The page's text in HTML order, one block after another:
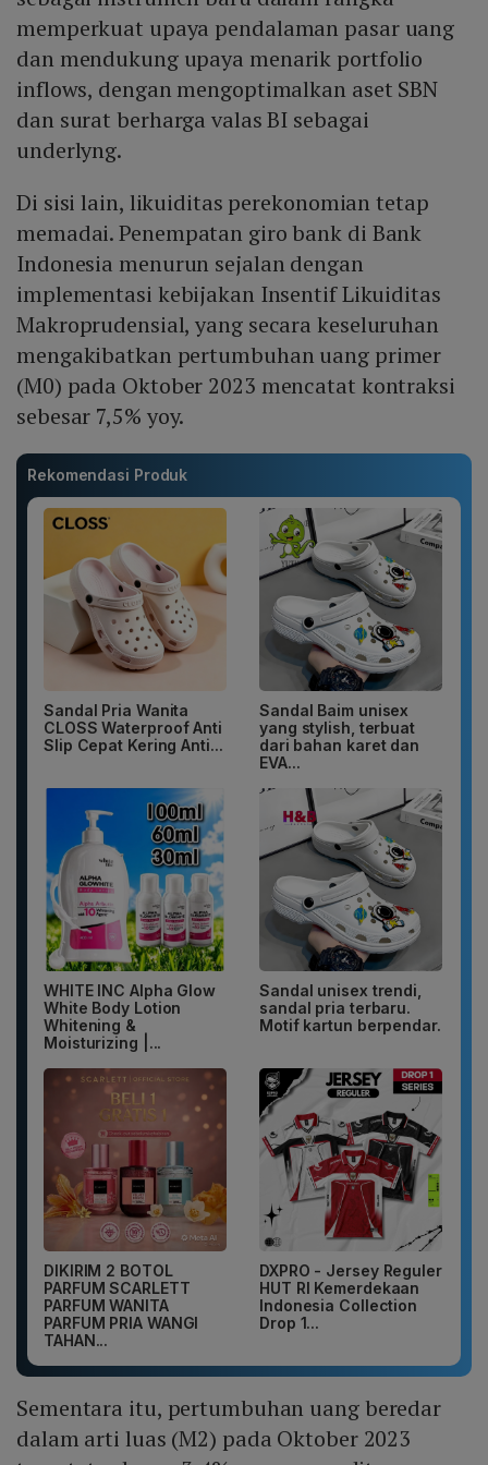
memperkuat upaya pendalaman pasar uang
dan mendukung upaya menarik portfolio
inflows, dengan mengoptimalkan aset SBN
dan surat berharga valas BI sebagai
underlyng.
Di sisi lain, likuiditas perekonomian tetap
memadai. Penempatan giro bank di Bank
Indonesia menurun sejalan dengan
implementasi kebijakan Insentif Likuiditas
Makroprudensial, yang secara keseluruhan
mengakibatkan pertumbuhan uang primer
(M0) pada Oktober 2023 mencatat kontraksi
sebesar 7,5% yoy.
Rekomendasi Produk
Sandal Pria Wanita
CLOSS Waterproof Anti
Slip Cepat Kering Anti...
Sandal Baim unisex
yang stylish, terbuat
dari bahan karet dan
EVA...
WHITE INC Alpha Glow
White Body Lotion
Whitening &
Moisturizing |...
Sandal unisex trendi,
sandal pria terbaru.
Motif kartun berpendar.
DIKIRIM 2 BOTOL
PARFUM SCARLETT
PARFUM WANITA
PARFUM PRIA WANGI
TAHAN...
DXPRO - Jersey Reguler
HUT RI Kemerdekaan
Indonesia Collection
Drop 1...
Sementara itu, pertumbuhan uang beredar
dalam arti luas (M2) pada Oktober 2023